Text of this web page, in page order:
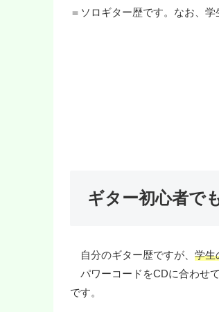
＝ソロギター歴です。なお、
ギター初心者で
自分のギター歴ですが、 学生
パワーコードをCDに合わせ
です。